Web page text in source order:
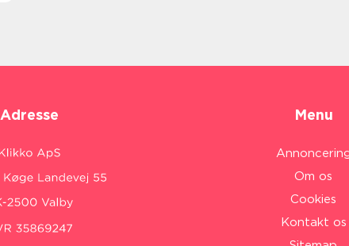
Adresse Menu
Om os
Cookies
Kontakt os